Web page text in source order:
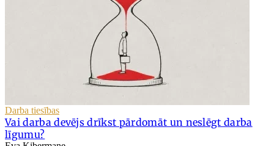
Darba tiesības
Vai darba devējs drīkst pārdomāt un neslēgt darba
līgumu?